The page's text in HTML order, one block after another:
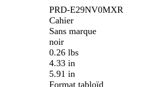
PRD-E29NV0MXR
Cahier
Sans marque
noir
0.26 lbs
4.33 in
5.91 in
Format tabloïd